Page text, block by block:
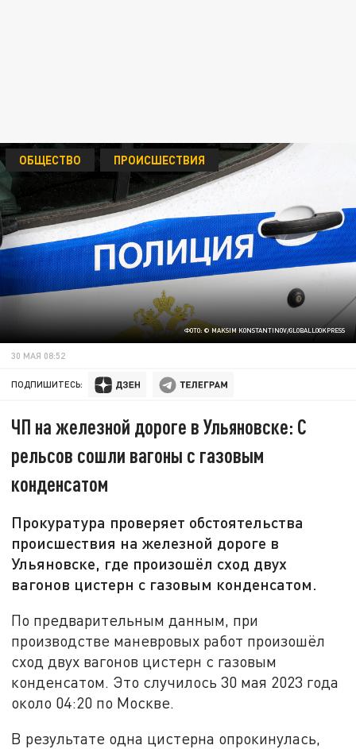
ФОТО: © MAKSIM KONSTANTINOV/GLOBALLOOKPRESS
ОБЩЕСТВО ПРОИСШЕСТВИЯ
30 МАЯ 08:52
ПОДПИШИТЕСЬ:
ЧП на железной дороге в Ульяновске: С
рельсов сошли вагоны с газовым
конденсатом
Прокуратура проверяет обстоятельства
происшествия на железной дороге в
Ульяновске, где произошёл сход двух
вагонов цистерн с газовым конденсатом.
По предварительным данным, при
производстве маневровых работ произошёл
сход двух вагонов цистерн с газовым
конденсатом. Это случилось 30 мая 2023 года
около 04:20 по Москве.
В результате одна цистерна опрокинулась,